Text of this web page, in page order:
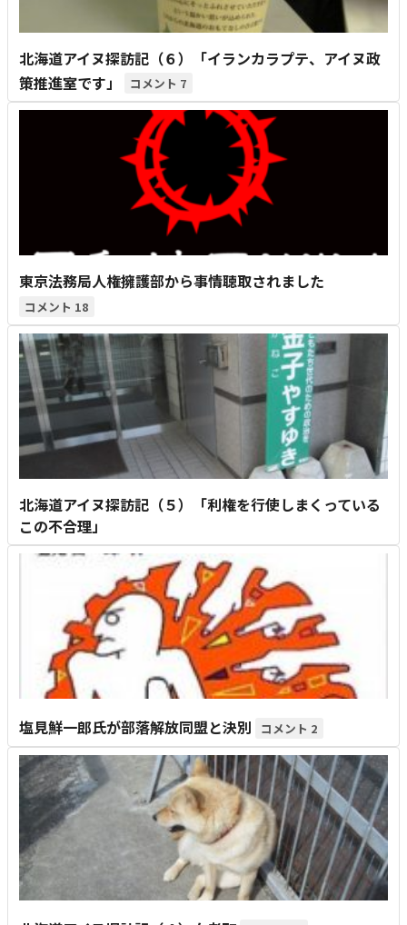
北海道アイヌ探訪記（６）「イランカラプテ、アイヌ政
策推進室です」
7
東京法務局人権擁護部から事情聴取されました
18
北海道アイヌ探訪記（５）「利権を行使しまくっている
この不合理」
塩見鮮一郎氏が部落解放同盟と決別 2